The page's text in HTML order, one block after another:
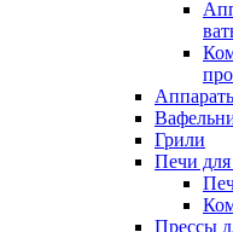
Грили
Печи
Прессы